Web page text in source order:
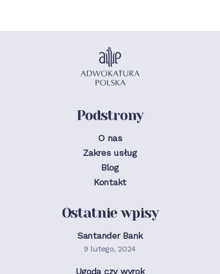
Podstrony
O nas
Zakres usług
Blog
Kontakt
Ostatnie wpisy
Santander Bank
9 lutego, 2024
Ugoda czy wyrok